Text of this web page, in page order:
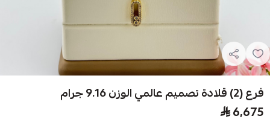
فرع (2) قلادة تصميم عالمي الوزن 9.16 جرام
6,675